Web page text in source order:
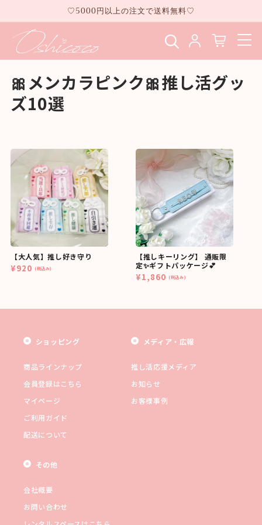
進む
♡5000円以上の注文で送料無料♡
🎀メンカラピンク🎀推し活グッ
ズ10選
【大人気】推し好き守り
¥920 (税込み)
【推しキーリング】 通販限
定✨ギフトパッケージ💕
¥1,860 (税込み)
ショッピング
商品ラインナップ
会員登録はこちら
マイページ
ご利用ガイド
配送について
メディア・広報
推し活応援メディア
お知らせ
お客様事例
その他
会社概要
お問い合わせ